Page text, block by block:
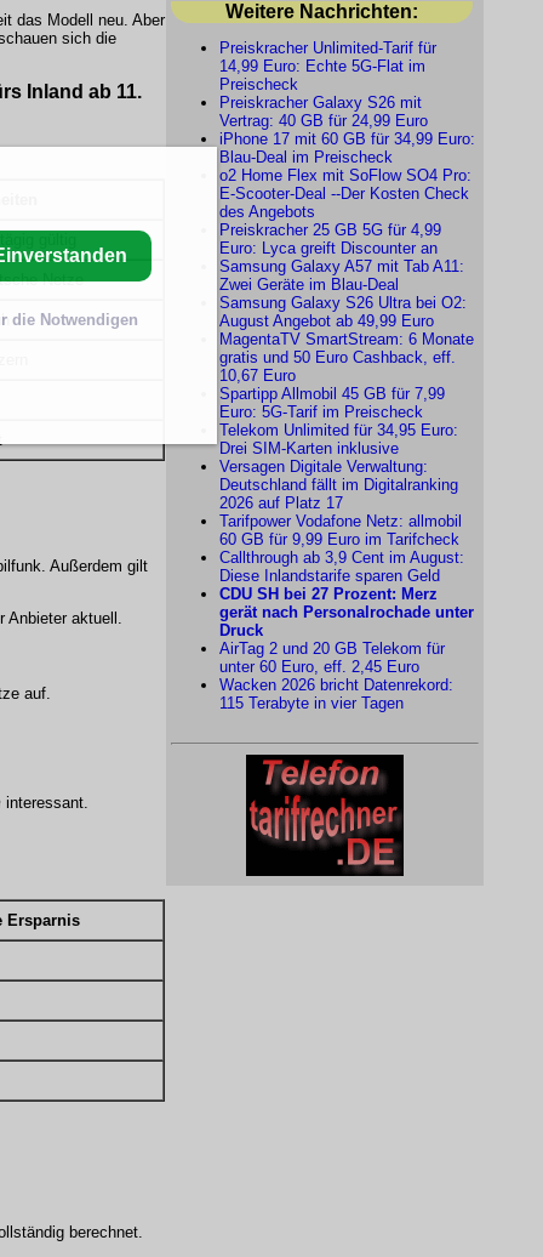
das Modell neu. Aber
sich die
Inland ab 11.
gültig
Netze
Außerdem gilt
aktuell.
auf.
interessant.
Ersparnis
berechnet.
Weitere Nachrichten:
Preiskracher Unlimited-Tarif für
14,99 Euro: Echte 5G-Flat im
Preischeck
Preiskracher Galaxy S26 mit
Vertrag: 40 GB für 24,99 Euro
iPhone 17 mit 60 GB für 34,99 Euro:
Blau-Deal im Preischeck
o2 Home Flex mit SoFlow SO4 Pro:
E-Scooter-Deal --Der Kosten Check
des Angebots
Preiskracher 25 GB 5G für 4,99
Euro: Lyca greift Discounter an
Samsung Galaxy A57 mit Tab A11:
Zwei Geräte im Blau-Deal
Samsung Galaxy S26 Ultra bei O2:
August Angebot ab 49,99 Euro
MagentaTV SmartStream: 6 Monate
gratis und 50 Euro Cashback, eff.
10,67 Euro
Spartipp Allmobil 45 GB für 7,99
Euro: 5G-Tarif im Preischeck
Telekom Unlimited für 34,95 Euro:
Drei SIM-Karten inklusive
Versagen Digitale Verwaltung:
Deutschland fällt im Digitalranking
2026 auf Platz 17
Tarifpower Vodafone Netz: allmobil
60 GB für 9,99 Euro im Tarifcheck
Callthrough ab 3,9 Cent im August:
Diese Inlandstarife sparen Geld
CDU SH bei 27 Prozent: Merz
gerät nach Personalrochade unter
Druck
AirTag 2 und 20 GB Telekom für
unter 60 Euro, eff. 2,45 Euro
Wacken 2026 bricht Datenrekord:
115 Terabyte in vier Tagen
die Notwendigen